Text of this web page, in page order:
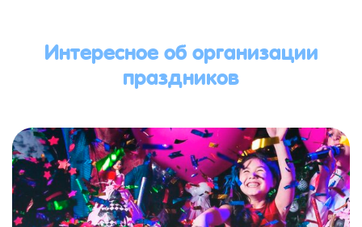
Интересное об организации
праздников